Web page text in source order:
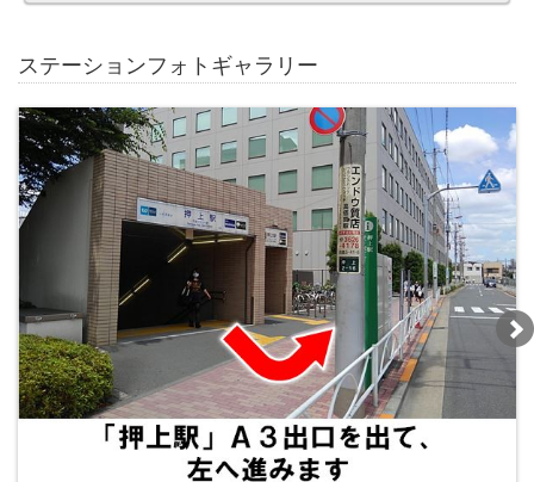
ステーションフォトギャラリー